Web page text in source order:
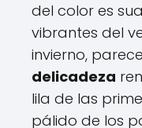
del color es
vibrantes del
invierno,
delicadeza
lila de las
pálido de los